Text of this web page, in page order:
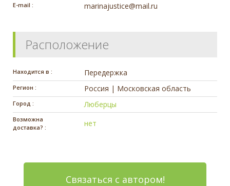
E-mail : marinajustice@mail.ru
Расположение
Находится в : Передержка
Регион : Россия | Московская область
Город : Люберцы
Возможна
доставка? :
нет
Связаться с автором!